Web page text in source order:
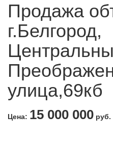
Продажа
г.Белгород,
улица,69кб
Цена: 15 000 000 руб.